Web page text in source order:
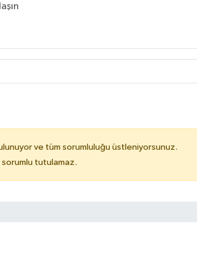
ve tüm sorumluluğu üstleniyorsunuz.
sorumlu tutulamaz.